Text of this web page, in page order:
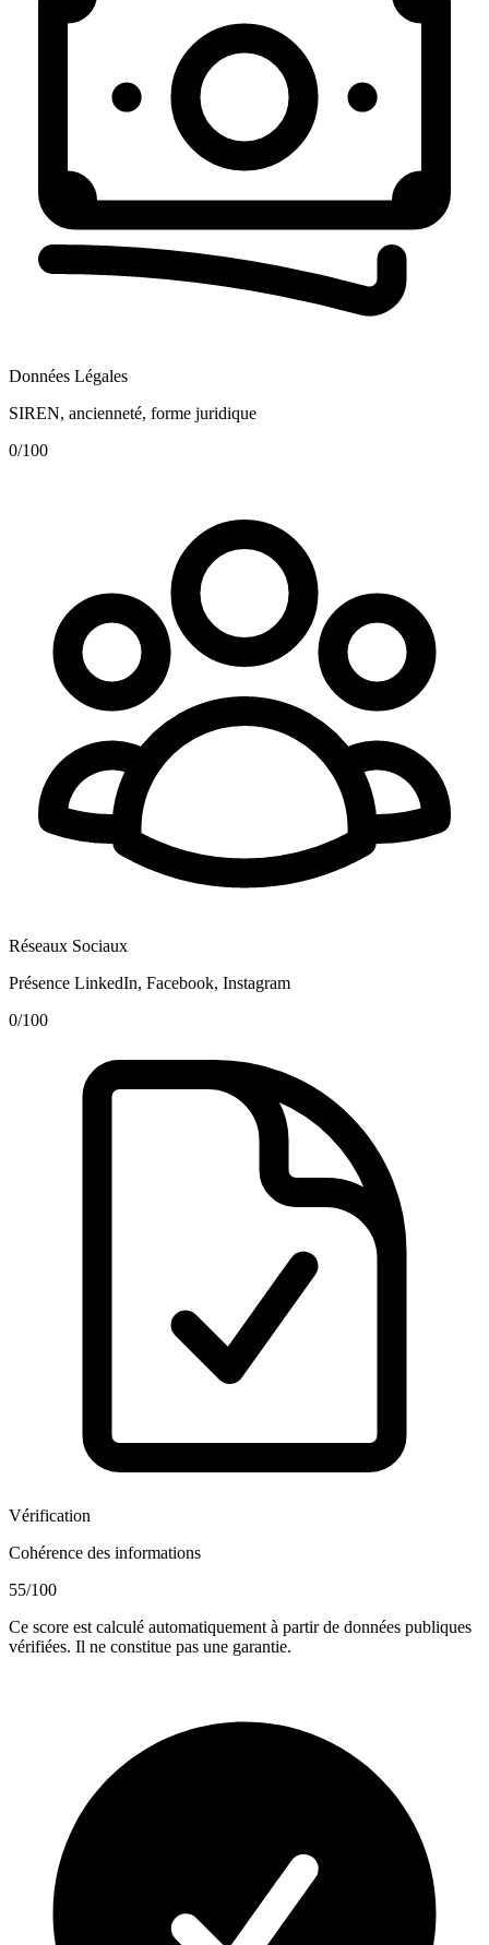
Données Légales
SIREN, ancienneté, forme juridique
0/100
Réseaux Sociaux
Présence LinkedIn, Facebook, Instagram
0/100
Vérification
Cohérence des informations
55/100
Ce score est calculé automatiquement à partir de données publiques
vérifiées. Il ne constitue pas une garantie.